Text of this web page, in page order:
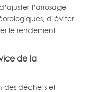
l’arrosage
d’éviter
le rendement
de la
des déchets et